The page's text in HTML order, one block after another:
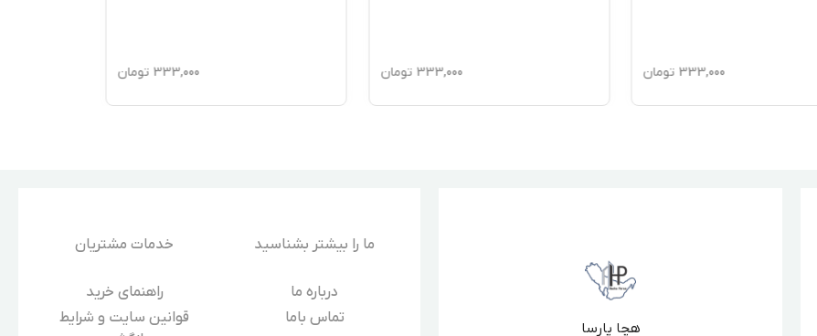
333,000 تومان 333,000 تومان 333,000 تومان
هچا پارسا
ما را بیشتر بشناسید
درباره‌ ما
تماس باما
خدمات مشتریان
راهنمای خرید
قوانین سایت و شرایط